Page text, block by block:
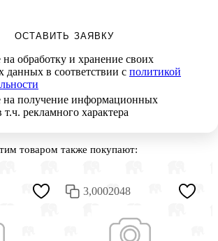
ОСТАВИТЬ ЗАЯВКУ
обработку и хранение своих
данных в соответствии с политикой
на получение информационных
т.ч. рекламного характера
товаром также покупают:
3,0002048